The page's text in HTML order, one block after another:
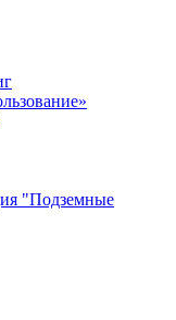
"Подземные